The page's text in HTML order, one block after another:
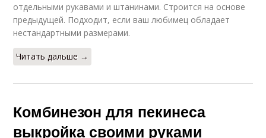
отдельными рукавами и штанинами. Строится на основе
предыдущей. Подходит, если ваш любимец обладает
нестандартными размерами.
Читать дальше →
Комбинезон для пекинеса
выкройка своими руками